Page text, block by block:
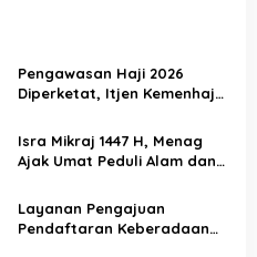
Pengawasan Haji 2026
Diperketat, Itjen Kemenhaj
Kemenag
Isra Mikraj 1447 H, Menag
Ajak Umat Peduli Alam dan
Layanan Pengajuan
Pendaftaran Keberadaan